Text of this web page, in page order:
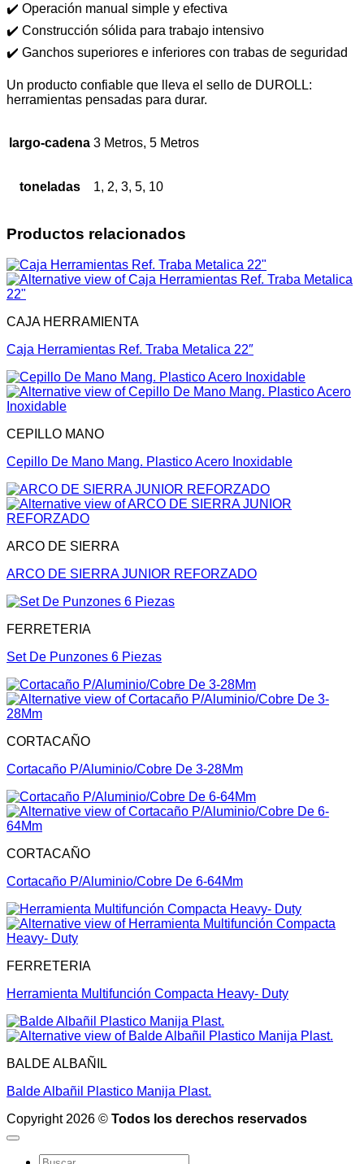
✔️ Operación manual simple y efectiva
✔️ Construcción sólida para trabajo intensivo
✔️ Ganchos superiores e inferiores con trabas de seguridad
Un producto confiable que lleva el sello de DUROLL:
herramientas pensadas para durar.
largo-cadena 3 Metros, 5 Metros
toneladas 1, 2, 3, 5, 10
Productos relacionados
CAJA HERRAMIENTA
Caja Herramientas Ref. Traba Metalica 22″
CEPILLO MANO
Cepillo De Mano Mang. Plastico Acero Inoxidable
ARCO DE SIERRA
ARCO DE SIERRA JUNIOR REFORZADO
FERRETERIA
Set De Punzones 6 Piezas
CORTACAÑO
Cortacaño P/Aluminio/Cobre De 3-28Mm
CORTACAÑO
Cortacaño P/Aluminio/Cobre De 6-64Mm
FERRETERIA
Herramienta Multifunción Compacta Heavy- Duty
BALDE ALBAÑIL
Balde Albañil Plastico Manija Plast.
Copyright 2026 © Todos los derechos reservados
Buscar